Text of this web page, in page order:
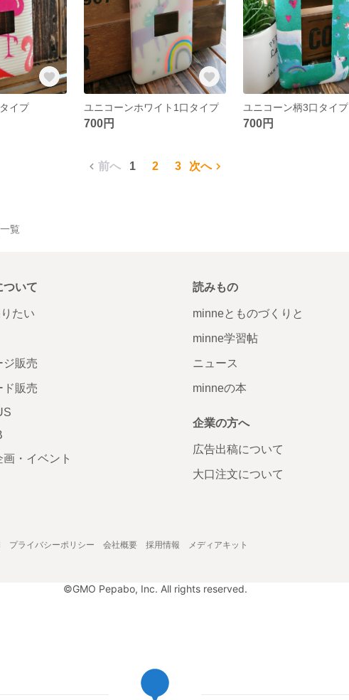
イプ ユニコーンホワイト1口タイプ
700円
ユニコーン柄3口タイプ
700円
前へ 1 2 3 次へ
覧
ついて
たい
ジ販売
ド販売
・イベント
読みもの
minneとものづくりと
minne学習帖
ニュース
minneの本
企業の方へ
広告出稿について
大口注文について
プライバシーポリシー 会社概要 採用情報 メディアキット
©GMO Pepabo, Inc. All rights reserved.